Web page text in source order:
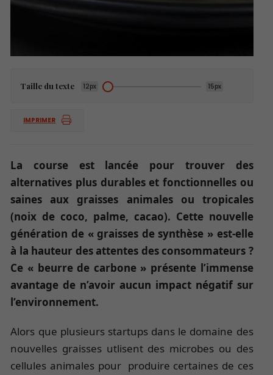
Taille du texte 12px 15px
IMPRIMER
La course est lancée pour trouver des
alternatives plus durables et fonctionnelles ou
saines aux graisses animales ou tropicales
(noix de coco, palme, cacao). Cette nouvelle
génération de « graisses de synthèse » est-elle
à la hauteur des attentes des consommateurs ?
Ce « beurre de carbone » présente l’immense
avantage de n’avoir aucun impact négatif sur
l’environnement.
Alors que plusieurs startups dans le domaine des
nouvelles graisses utlisent des microbes ou des
cellules animales pour produire certaines de ces